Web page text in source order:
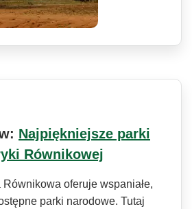
Najpiękniejsze parki
Równikowej
oferuje wspaniałe,
parki narodowe. Tutaj